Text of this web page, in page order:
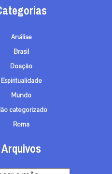
Análise
Brasil
Doação
Espiritualidade
Mundo
categorizado
Roma
Arquivos